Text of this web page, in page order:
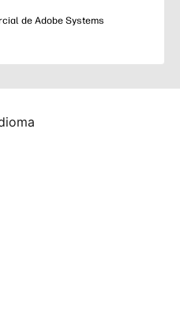
de Adobe Systems